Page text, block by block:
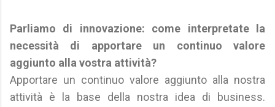
Parliamo di innovazione: come interpretate la
necessità di apportare un continuo valore
aggiunto alla vostra attività?
Apportare un continuo valore aggiunto alla nostra
attività è la base della nostra idea di business.